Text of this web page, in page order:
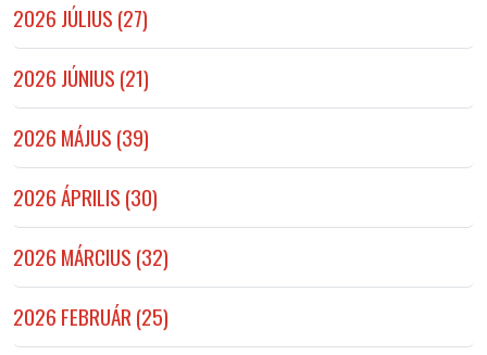
2026 JÚLIUS (27)
2026 JÚNIUS (21)
2026 MÁJUS (39)
2026 ÁPRILIS (30)
2026 MÁRCIUS (32)
2026 FEBRUÁR (25)